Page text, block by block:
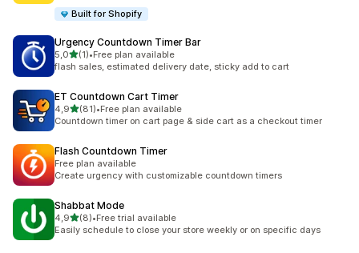
Built for Shopify
Urgency Countdown Timer Bar
5,05 yıldız üzerinden
(1)
toplam 1 değerlendirme
•Free plan available
flash sales, estimated delivery date, sticky add to cart
ET Countdown Cart Timer
4,95 yıldız üzerinden
(81)
toplam 81 değerlendirme
•Free plan available
Countdown timer on cart page & side cart as a checkout timer
Flash Countdown Timer
Free plan available
Create urgency with customizable countdown timers
Shabbat Mode
4,95 yıldız üzerinden
(8)
toplam 8 değerlendirme
•Free trial available
Easily schedule to close your store weekly or on specific days